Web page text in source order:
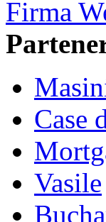
Firma
Case
Vasile